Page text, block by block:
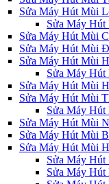
Sửa Máy Hút Mùi
Sửa Máy
Sửa Máy Hút Mùi
Sửa Máy Hút Mùi
Sửa Máy Hút Mùi
Sửa Máy
Sửa Máy Hút Mùi
Sửa Máy Hút Mùi
Sửa Máy
Sửa Máy Hút Mùi
Sửa Máy Hút Mùi
Sửa Máy Hút Mùi
Sửa Máy
Sửa Máy Hút